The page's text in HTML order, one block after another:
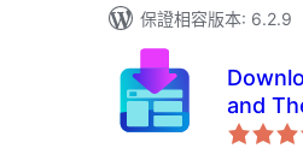
保證相容版本: 6.2.9
and
from